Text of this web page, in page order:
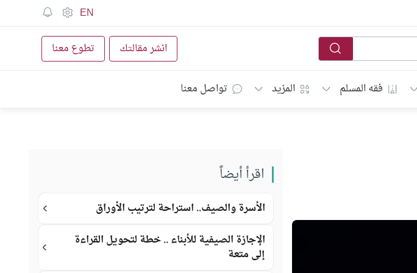
EN
انشر مقالتك تطوع معنا
فقه المسلم المزيد تواصل معنا
اقرأ أيضاً
الأسرة والصيف.. استراحة لترتيب الأوراق
الإجازة الصيفية للأبناء .. خطة لتحويل القراءة
إلى متعة